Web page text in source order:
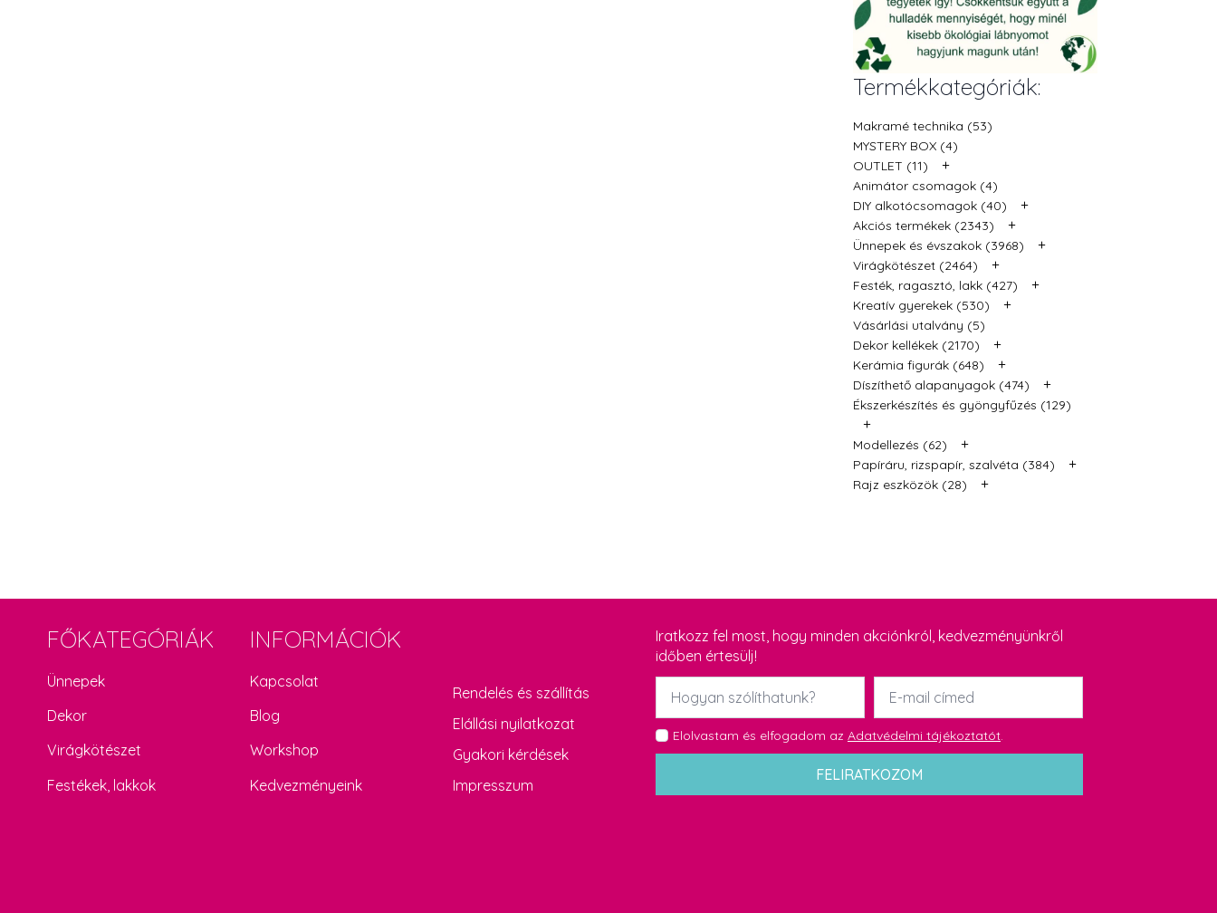
Termékkategóriák:
Makramé technika (53)
MYSTERY BOX (4)
OUTLET (11)
+
Animátor csomagok (4)
DIY alkotócsomagok (40)
+
Akciós termékek (2343) +
Ünnepek és évszakok (3968) +
Virágkötészet (2464) +
Festék, ragasztó, lakk (427) +
Kreatív gyerekek (530) +
Vásárlási utalvány (5)
Dekor kellékek (2170)
+
Kerámia figurák (648) +
Díszíthető alapanyagok (474) +
Ékszerkészítés és gyöngyfűzés (129)
+
Modellezés (62) +
Papíráru, rizspapír, szalvéta (384) +
Rajz eszközök (28) +
FŐKATEGÓRIÁK
Ünnepek
Dekor
Virágkötészet
Festékek, lakkok
INFORMÁCIÓK
Kapcsolat
Blog
Workshop
Kedvezményeink
Rendelés és szállítás
Elállási nyilatkozat
Gyakori kérdések
Impresszum
Iratkozz fel most, hogy minden akciónkról, kedvezményünkről
időben értesülj!
Név
Email
GDPR
*
Elolvastam és elfogadom az Adatvédelmi tájékoztatót
FELIRATKOZOM